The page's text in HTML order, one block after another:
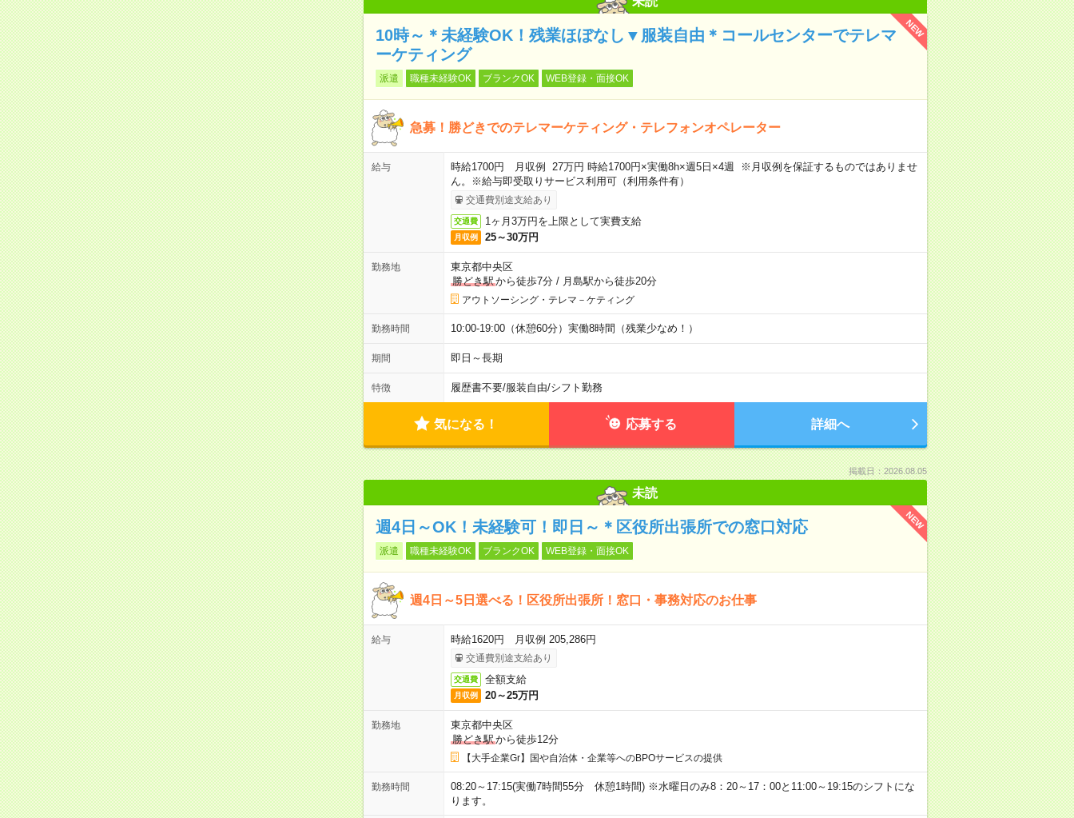
NEW
10時～＊未経験OK！残業ほぼなし▼服装自由＊コールセンターでテレマ
ーケティング
派遣 職種未経験OK ブランクOK WEB登録・面接OK
急募！勝どきでのテレマーケティング・テレフォンオペレーター
給与
時給1700円 月収例 27万円 時給1700円×実働8h×週5日×4週 ※月収例を保証するものではありませ
ん。※給与即受取りサービス利用可（利用条件有）
交通費別途支給あり
交通費 1ヶ月3万円を上限として実費支給
月収例 25～30万円
勤務地
東京都中央区
勝どき駅から徒歩7分/ 月島駅から徒歩20分
アウトソーシング・テレマ－ケティング
勤務時間 10:00-19:00（休憩60分）実働8時間（残業少なめ！）
期間 即日～長期
特徴 履歴書不要/服装自由/シフト勤務
気になる！ 応募する 詳細へ
掲載日：2026.08.05
未読
NEW
週4日～OK！未経験可！即日～＊区役所出張所での窓口対応
派遣 職種未経験OK ブランクOK WEB登録・面接OK
週4日～5日選べる！区役所出張所！窓口・事務対応のお仕事
給与 時給1620円 月収例 205,286円
交通費別途支給あり
交通費 全額支給
月収例 20～25万円
勤務地
東京都中央区
勝どき駅から徒歩12分
【大手企業Gr】国や自治体・企業等へのBPOサービスの提供
勤務時間
08:20～17:15(実働7時間55分 休憩1時間) ※水曜日のみ8：20～17：00と11:00～19:15のシフトにな
ります。